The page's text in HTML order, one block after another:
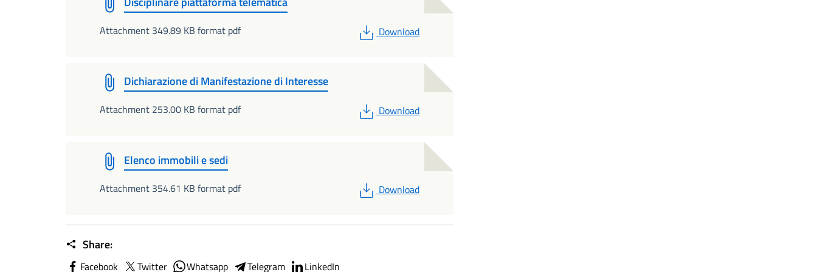
Attachment 349.89 KB format pdf PDF
Download
Dichiarazione di Manifestazione di Interesse
Attachment 253.00 KB format pdf PDF
Download
Elenco immobili e sedi
Attachment 354.61 KB format pdf PDF
Download
Share:
Facebook Twitter Whatsapp Telegram LinkedIn